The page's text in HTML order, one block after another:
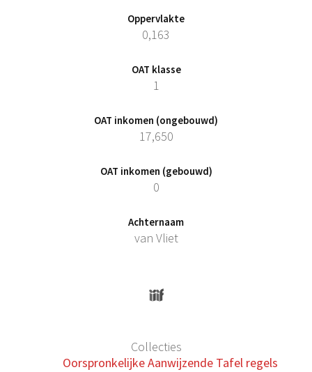
Oppervlakte
0,163
OAT klasse
1
OAT inkomen (ongebouwd)
17,650
OAT inkomen (gebouwd)
0
Achternaam
van Vliet
Collecties
Oorspronkelijke Aanwijzende Tafel regels